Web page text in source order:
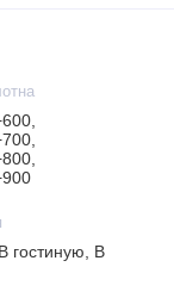
гостиную, В